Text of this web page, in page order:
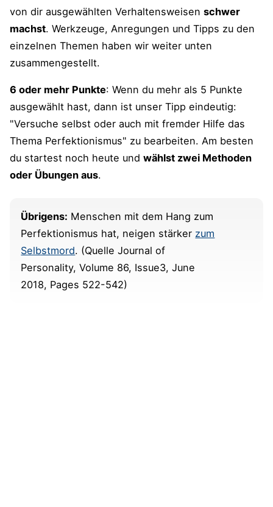
von dir ausgewählten Verhaltensweisen schwer
machst. Werkzeuge, Anregungen und Tipps zu den
einzelnen Themen haben wir weiter unten
zusammengestellt.
6 oder mehr Punkte: Wenn du mehr als 5 Punkte
ausgewählt hast, dann ist unser Tipp eindeutig:
"Versuche selbst oder auch mit fremder Hilfe das
Thema Perfektionismus" zu bearbeiten. Am besten
du startest noch heute und wählst zwei Methoden
oder Übungen aus.
Übrigens: Menschen mit dem Hang zum
Perfektionismus hat, neigen stärker zum
Selbstmord. (Quelle Journal of
Personality, Volume 86, Issue3, June
2018, Pages 522-542)